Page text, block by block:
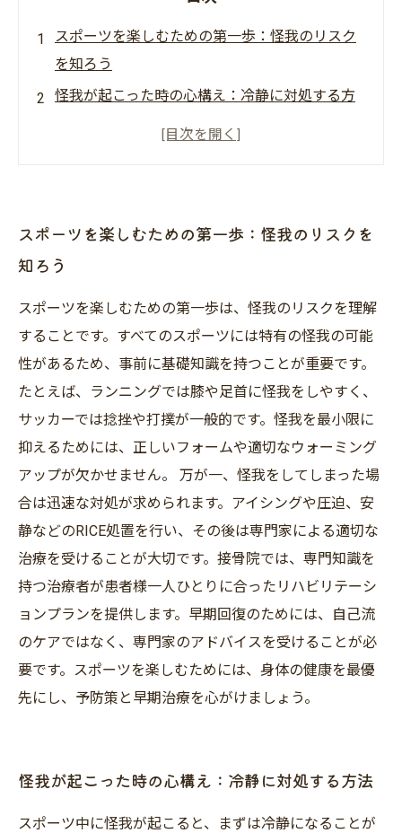
スポーツを楽しむための第一歩：怪我のリスク
を知ろう
怪我が起こった時の心構え：冷静に対処する方
スポーツを楽しむための第一歩：怪我のリスクを
知ろう
スポーツを楽しむための第一歩は、怪我のリスクを理解
することです。すべてのスポーツには特有の怪我の可能
性があるため、事前に基礎知識を持つことが重要です。
たとえば、ランニングでは膝や足首に怪我をしやすく、
サッカーでは捻挫や打撲が一般的です。怪我を最小限に
抑えるためには、正しいフォームや適切なウォーミング
アップが欠かせません。 万が一、怪我をしてしまった場
合は迅速な対処が求められます。アイシングや圧迫、安
静などのRICE処置を行い、その後は専門家による適切な
治療を受けることが大切です。接骨院では、専門知識を
持つ治療者が患者様一人ひとりに合ったリハビリテーシ
ョンプランを提供します。早期回復のためには、自己流
のケアではなく、専門家のアドバイスを受けることが必
要です。スポーツを楽しむためには、身体の健康を最優
先にし、予防策と早期治療を心がけましょう。
怪我が起こった時の心構え：冷静に対処する方法
スポーツ中に怪我が起こると、まずは冷静になることが